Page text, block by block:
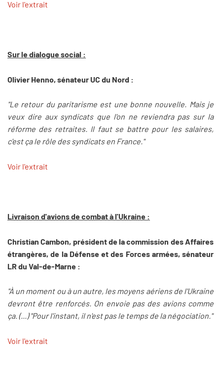
Voir l'extrait
Sur le dialogue social :
Olivier Henno, sénateur UC du Nord :
"Le retour du paritarisme est une bonne nouvelle. Mais je
veux dire aux syndicats que l'on ne reviendra pas sur la
réforme des retraites. Il faut se battre pour les salaires,
c'est ça le rôle des syndicats en France."
Voir l'extrait
Livraison d'avions de combat à l'Ukraine :
Christian Cambon, président de la commission des Affaires
étrangères, de la Défense et des Forces armées, sénateur
LR du Val-de-Marne :
"À un moment ou à un autre, les moyens aériens de l'Ukraine
devront être renforcés. On envoie pas des avions comme
ça. (...) "Pour l'instant, il n'est pas le temps de la négociation."
Voir l'extrait